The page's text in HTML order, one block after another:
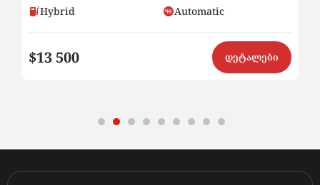
Hybrid
Automatic
$13 500 დეტალები